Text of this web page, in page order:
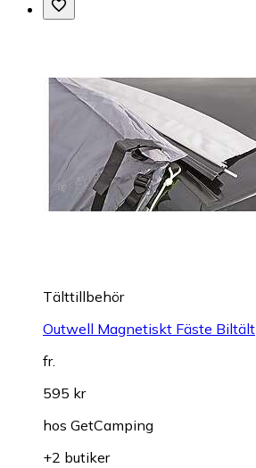
Tälttillbehör
Outwell Magnetiskt Fäste Biltält
fr.
595 kr
hos GetCamping
+2 butiker